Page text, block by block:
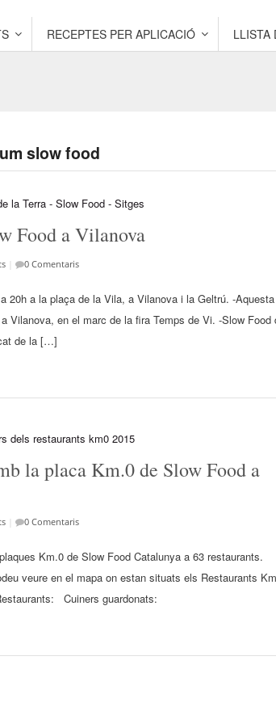
RECEPTES PER APLICACIÓ LLISTA
slow food
Food a Vilanova
0 Comentaris
20h a la plaça de la Vila, a Vilanova i la Geltrú. -Aquesta
Vilanova, en el marc de la fira Temps de Vi. -Slow Food
de la […]
la placa Km.0 de Slow Food a
0 Comentaris
Km.0 de Slow Food Catalunya a 63 restaurants.
veure en el mapa on estan situats els Restaurants
Cuiners guardonats: